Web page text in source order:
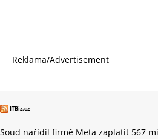
Reklama/Advertisement
ITBiz.cz
Soud nařídil firmě Meta zaplatit 567